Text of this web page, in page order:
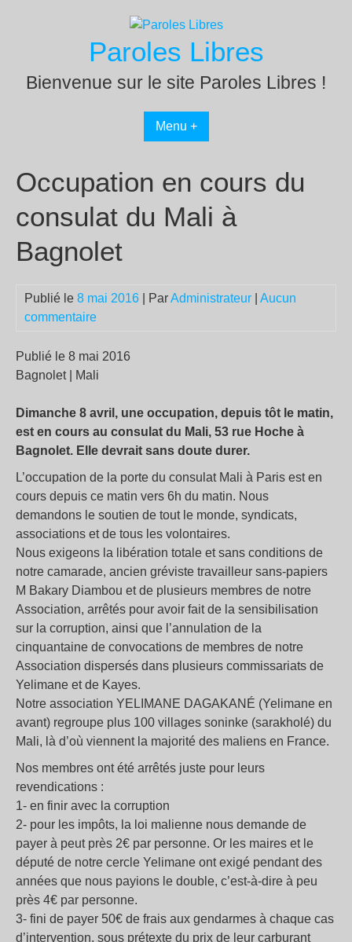
Paroles Libres
Bienvenue sur le site Paroles Libres !
Menu +
Occupation en cours du
consulat du Mali à
Bagnolet
Publié le 8 mai 2016 | ParAdministrateur
Aucun
commentaire
Publié le 8 mai 2016
Bagnolet | Mali
Dimanche 8 avril, une occupation, depuis tôt le matin,
est en cours au consulat du Mali, 53 rue Hoche à
Bagnolet. Elle devrait sans doute durer.
L’occupation de la porte du consulat Mali à Paris est en
cours depuis ce matin vers 6h du matin. Nous
demandons le soutien de tout le monde, syndicats,
associations et de tous les volontaires.
Nous exigeons la libération totale et sans conditions de
notre camarade, ancien gréviste travailleur sans-papiers
M Bakary Diambou et de plusieurs membres de notre
Association, arrêtés pour avoir fait de la sensibilisation
sur la corruption, ainsi que l’annulation de la
cinquantaine de convocations de membres de notre
Association dispersés dans plusieurs commissariats de
Yelimane et de Kayes.
Notre association YELIMANE DAGAKANÉ (Yelimane en
avant) regroupe plus 100 villages soninke (sarakholé) du
Mali, là d’où viennent la majorité des maliens en France.
Nos membres ont été arrêtés juste pour leurs
revendications :
1- en finir avec la corruption
2- pour les impôts, la loi malienne nous demande de
payer à peut près 2€ par personne. Or les maires et le
député de notre cercle Yelimane ont exigé pendant des
années que nous payions le double, c’est-à-dire à peu
près 4€ par personne.
3- fini de payer 50€ de frais aux gendarmes à chaque cas
d’intervention, sous prétexte du prix de leur carburant